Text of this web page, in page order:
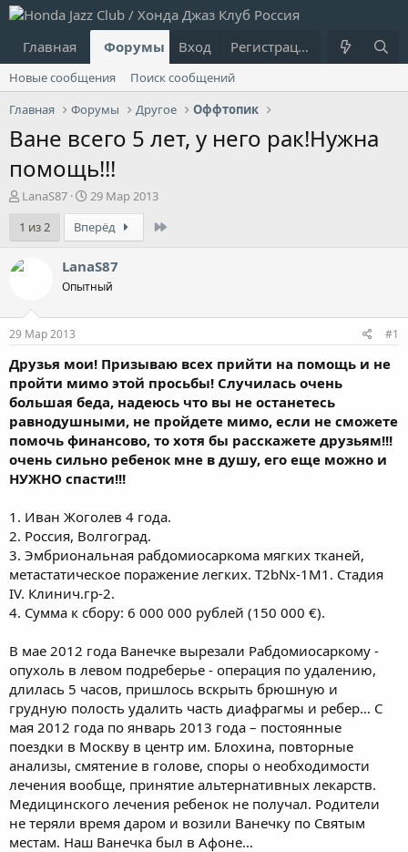
Главная Форумы Что нового?
Вход Регистрация
Новые сообщения
Поиск сообщений
Главная
Форумы Другое Оффтопик
Ване всего 5 лет, у него рак!Нужна
помощь!!!
А
т
о
р
т
ы
LanaS87
Д
а
т
а
н
а
ч
29 Мар 2013
1 из 2
Вперёд
LanaS87
Опытный
29 Мар 2013 #1
Друзья мои! Призываю всех прийти на помощь и не
пройти мимо этой просьбы! Случилась очень
большая беда, надеюсь что вы не останетесь
равнодушными, не пройдете мимо, если не сможете
помочь финансово, то хотя бы расскажете друзьям!!!
очень сильно ребенок мне в душу, его еще можно и
НУЖНО спасти!!!
1. Иван Жоголев 4 года.
2. Россия, Волгоград.
3. Эмбриональная рабдомиосаркома мягких тканей,
метастатическое поражение легких. Т2bNx-1M1. Стадия
IV. Клинич.гр-2.
4. Сумма к сбору: 6 000 000 рублей (150 000 €).
В мае 2012 года Ванечке вырезали Рабдомиосаркому -
опухоль в левом подреберье - операция по удалению,
длилась 5 часов, пришлось вскрыть брюшную и
грудную полость удалить часть диафрагмы и ребер… С
мая 2012 года по январь 2013 года – постоянные
поездки в Москву в центр им. Блохина, повторные
анализы, смятение в голове, споры о необходимости
лечения вообще, принятие альтернативных лекарств.
Медицинского лечения ребенок не получал. Родители
не теряли время даром и возили Ванечку по Святым
местам. Наш Ванечка был в Афоне…